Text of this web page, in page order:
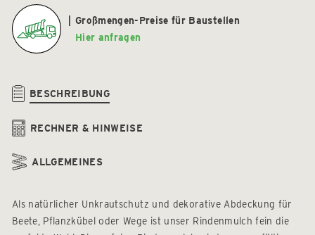
Großmengen-Preise für Baustellen
Hier anfragen
BESCHREIBUNG
RECHNER & HINWEISE
ALLGEMEINES
Als natürlicher Unkrautschutz und dekorative Abdeckung für
Beete, Pflanzkübel oder Wege ist unser Rindenmulch fein die